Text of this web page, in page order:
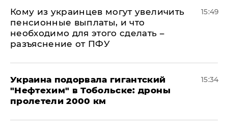
Кому из украинцев могут увеличить
пенсионные выплаты, и что
необходимо для этого сделать –
разъяснение от ПФУ
15:49
Украина подорвала гигантский
"Нефтехим" в Тобольске: дроны
пролетели 2000 км
15:34